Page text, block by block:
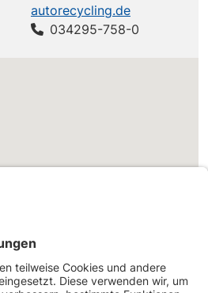
autorecycling.de
034295-758-0